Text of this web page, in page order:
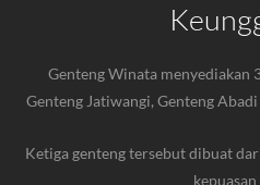
Genteng Winata menyediakan
Genteng Jatiwangi, Genteng Abadi
Ketiga genteng tersebut dibuat
kepuasan